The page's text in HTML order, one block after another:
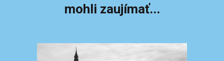
mohli zaujímať...